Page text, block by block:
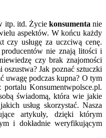
itp. itd. Życie konsumentanie
aspektów. W końcu każdy
czy usługę za uczciwą cenę.
nie znają litości i
czy brak znajomości
oszustwa? Jak poznać sztuczki
uwagę podczas kupna? O tym
Konsumentwpolsce.pl.
świadomą, która wie jakie
usług skorzystać. Nasza
artykuły, dzięki którym
i dokładnie weryfikującym